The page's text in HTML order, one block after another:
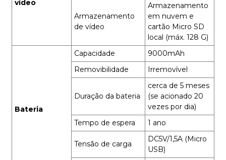
vídeo
Armazenamento
de vídeo
Armazenamento
em nuvem e
cartão Micro SD
local (máx. 128 G)
Bateria
Capacidade
9000mAh
Removibilidade
Irremovível
Duração da bateria
cerca de 5 meses
(se acionado 20
vezes por dia)
Tempo de espera
1 ano
Tensão de carga
DC5V/1,5A (Micro
USB)